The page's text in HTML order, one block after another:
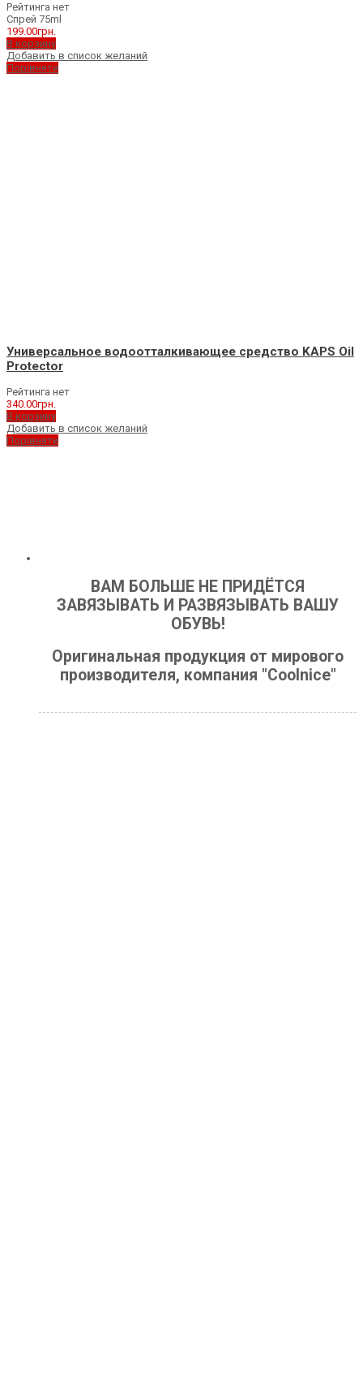
Рейтинга нет
Спрей 75ml
199.00грн.
В корзину
Добавить в список желаний
Порівняти
Универсальное водоотталкивающее средство KAPS Oil
Protector
Рейтинга нет
340.00грн.
В корзину
Добавить в список желаний
Порівняти
ВАМ БОЛЬШЕ НЕ ПРИДЁТСЯ
ЗАВЯЗЫВАТЬ И РАЗВЯЗЫВАТЬ ВАШУ
ОБУВЬ!
Оригинальная продукция от мирового
производителя, компания "Coolnice"